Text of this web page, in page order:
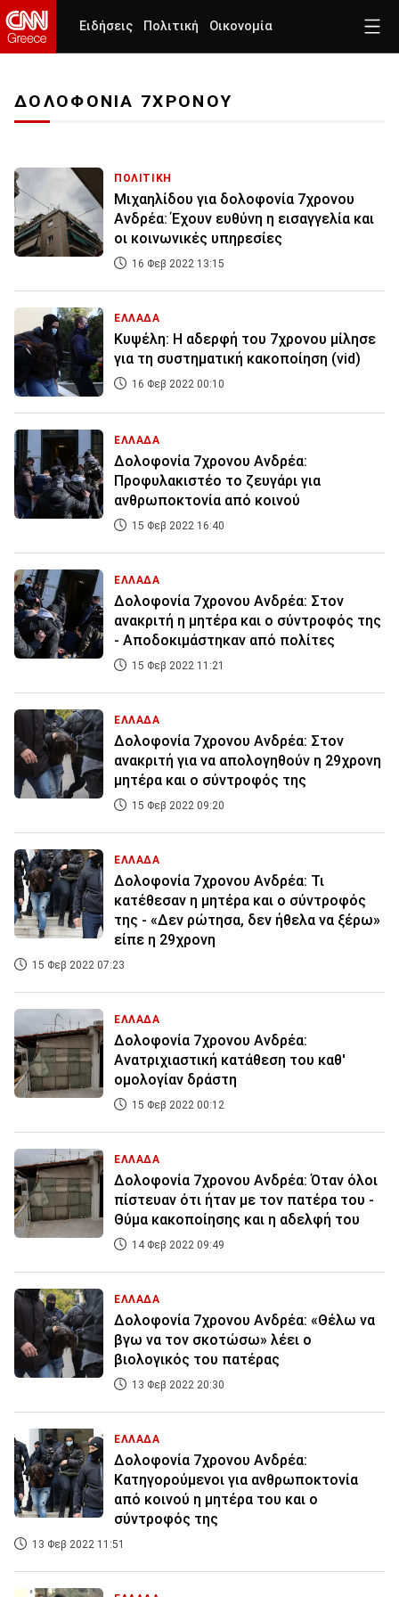
Ειδήσεις Πολιτική Οικονομία
ΔΟΛΟΦΟΝΙΑ 7ΧΡΟΝΟΥ
ΠΟΛΙΤΙΚΗ
Μιχαηλίδου για δολοφονία 7χρονου
Ανδρέα: Έχουν ευθύνη η εισαγγελία και
οι κοινωνικές υπηρεσίες
16 Φεβ 2022 13:15
ΕΛΛΑΔΑ
Κυψέλη: Η αδερφή του 7χρονου μίλησε
για τη συστηματική κακοποίηση (vid)
16 Φεβ 2022 00:10
ΕΛΛΑΔΑ
Δολοφονία 7χρονου Ανδρέα:
Προφυλακιστέο το ζευγάρι για
ανθρωποκτονία από κοινού
15 Φεβ 2022 16:40
ΕΛΛΑΔΑ
Δολοφονία 7χρονου Ανδρέα: Στον
ανακριτή η μητέρα και ο σύντροφός της
- Αποδοκιμάστηκαν από πολίτες
15 Φεβ 2022 11:21
ΕΛΛΑΔΑ
Δολοφονία 7χρονου Ανδρέα: Στον
ανακριτή για να απολογηθούν η 29χρονη
μητέρα και ο σύντροφός της
15 Φεβ 2022 09:20
ΕΛΛΑΔΑ
Δολοφονία 7χρονου Ανδρέα: Τι
κατέθεσαν η μητέρα και ο σύντροφός
της - «Δεν ρώτησα, δεν ήθελα να ξέρω»
είπε η 29χρονη
15 Φεβ 2022 07:23
ΕΛΛΑΔΑ
Δολοφονία 7χρονου Ανδρέα:
Ανατριχιαστική κατάθεση του καθ'
ομολογίαν δράστη
15 Φεβ 2022 00:12
ΕΛΛΑΔΑ
Δολοφονία 7χρονου Ανδρέα: Όταν όλοι
πίστευαν ότι ήταν με τον πατέρα του -
Θύμα κακοποίησης και η αδελφή του
14 Φεβ 2022 09:49
ΕΛΛΑΔΑ
Δολοφονία 7χρονου Ανδρέα: «Θέλω να
βγω να τον σκοτώσω» λέει ο
βιολογικός του πατέρας
13 Φεβ 2022 20:30
ΕΛΛΑΔΑ
Δολοφονία 7χρονου Ανδρέα:
Κατηγορούμενοι για ανθρωποκτονία
από κοινού η μητέρα του και ο
σύντροφός της
13 Φεβ 2022 11:51